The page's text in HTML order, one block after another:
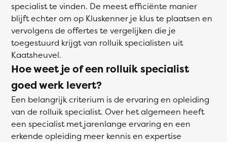
specialist te vinden. De meest efficiënte manier
blijft echter om op Kluskenner je klus te plaatsen en
vervolgens de offertes te vergelijken die je
toegestuurd krijgt van rolluik specialisten uit
Kaatsheuvel.
Hoe weet je of een rolluik specialist
goed werk levert?
Een belangrijk criterium is de ervaring en opleiding
van de rolluik specialist. Over het algemeen heeft
een specialist met jarenlange ervaring en een
erkende opleiding meer kennis en expertise